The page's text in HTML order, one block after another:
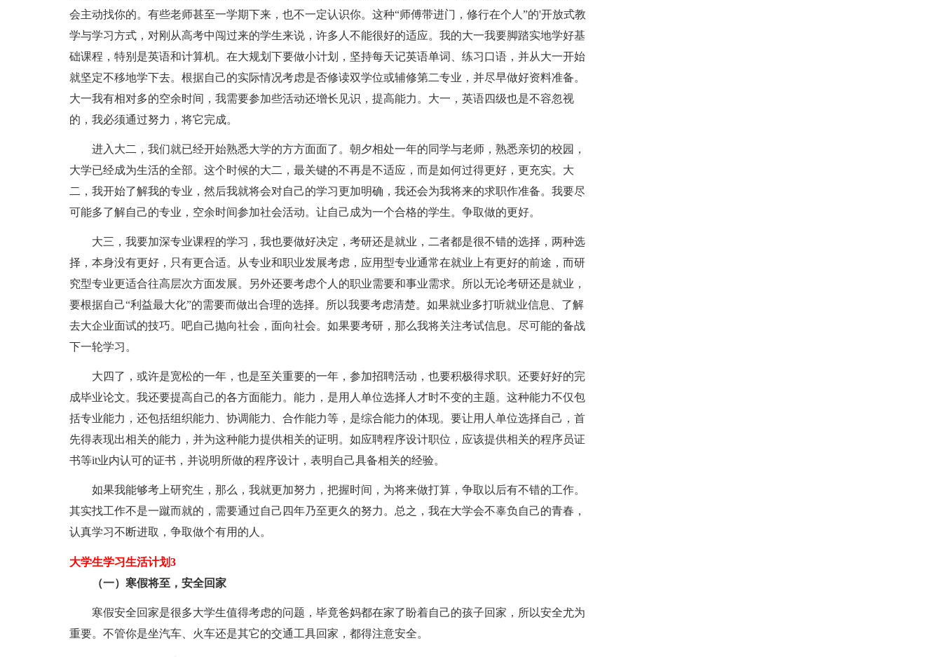
会主动找你的。有些老师甚至一学期下来，也不一定认识你。这种“师傅带进门，修行在个人”的'开放式教
学与学习方式，对刚从高考中闯过来的学生来说，许多人不能很好的适应。我的大一我要脚踏实地学好基
础课程，特别是英语和计算机。在大规划下要做小计划，坚持每天记英语单词、练习口语，并从大一开始
就坚定不移地学下去。根据自己的实际情况考虑是否修读双学位或辅修第二专业，并尽早做好资料准备。
大一我有相对多的空余时间，我需要参加些活动还增长见识，提高能力。大一，英语四级也是不容忽视
的，我必须通过努力，将它完成。
进入大二，我们就已经开始熟悉大学的方方面面了。朝夕相处一年的同学与老师，熟悉亲切的校园，
大学已经成为生活的全部。这个时候的大二，最关键的不再是不适应，而是如何过得更好，更充实。大
二，我开始了解我的专业，然后我就将会对自己的学习更加明确，我还会为我将来的求职作准备。我要尽
可能多了解自己的专业，空余时间参加社会活动。让自己成为一个合格的学生。争取做的更好。
大三，我要加深专业课程的学习，我也要做好决定，考研还是就业，二者都是很不错的选择，两种选
择，本身没有更好，只有更合适。从专业和职业发展考虑，应用型专业通常在就业上有更好的前途，而研
究型专业更适合往高层次方面发展。另外还要考虑个人的职业需要和事业需求。所以无论考研还是就业，
要根据自己“利益最大化”的需要而做出合理的选择。所以我要考虑清楚。如果就业多打听就业信息、了解
去大企业面试的技巧。吧自己抛向社会，面向社会。如果要考研，那么我将关注考试信息。尽可能的备战
下一轮学习。
大四了，或许是宽松的一年，也是至关重要的一年，参加招聘活动，也要积极得求职。还要好好的完
成毕业论文。我还要提高自己的各方面能力。能力，是用人单位选择人才时不变的主题。这种能力不仅包
括专业能力，还包括组织能力、协调能力、合作能力等，是综合能力的体现。要让用人单位选择自己，首
先得表现出相关的能力，并为这种能力提供相关的证明。如应聘程序设计职位，应该提供相关的程序员证
书等it业内认可的证书，并说明所做的程序设计，表明自己具备相关的经验。
如果我能够考上研究生，那么，我就更加努力，把握时间，为将来做打算，争取以后有不错的工作。
其实找工作不是一蹴而就的，需要通过自己四年乃至更久的努力。总之，我在大学会不辜负自己的青春，
认真学习不断进取，争取做个有用的人。
大学生学习生活计划3
（一）寒假将至，安全回家
寒假安全回家是很多大学生值得考虑的问题，毕竟爸妈都在家了盼着自己的孩子回家，所以安全尤为
重要。不管你是坐汽车、火车还是其它的交通工具回家，都得注意安全。